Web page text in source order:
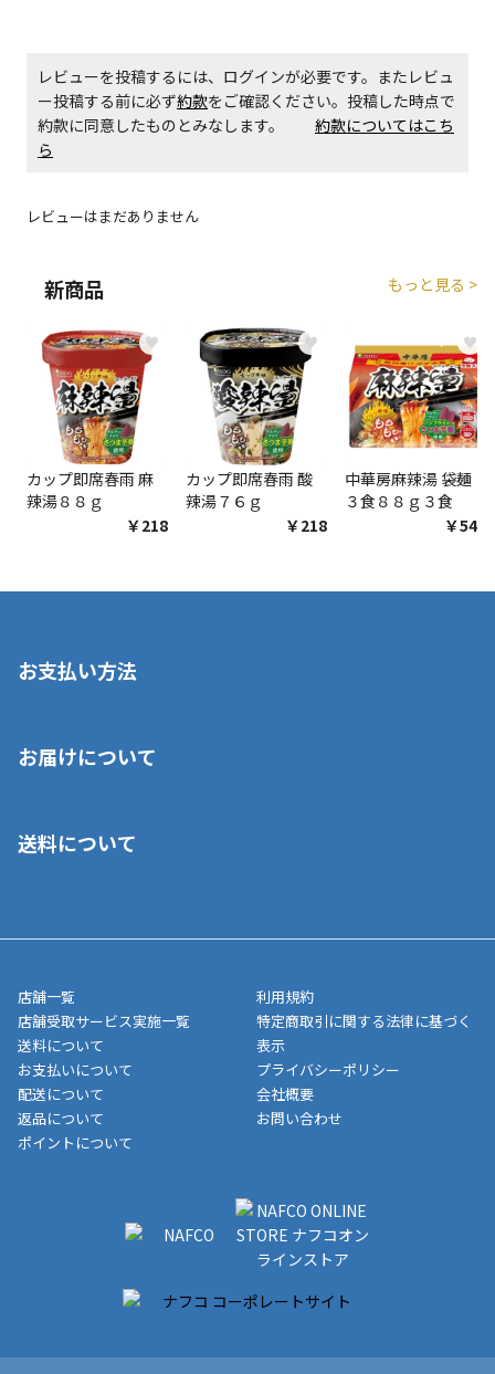
レビューを投稿するには、ログインが必要です。またレビュ
ー投稿する前に必ず約款をご確認ください。投稿した時点で
約款に同意したものとみなします。 約款についてはこち
ら
レビューはまだありません
新商品 もっと見る >
♥
カップ即席春雨 麻
辣湯８８ｇ
￥218
♥
カップ即席春雨 酸
辣湯７６ｇ
￥218
♥
中華房麻辣湯 袋麺
３食８８ｇ３食
￥548
お支払い方法
いいただくことはできません。ご了承ください。
■代金引換(代引)※手数料がかかります
■商品によっては一部決済方法が使用できない場合がございま
す。
お届けについて
ご注文が確認出来次第、1～4営業日に発送いたします。「お取り
業日にてお引渡しとなります。(離島などの場合、例外もあります)
メーカー直送品など一部商品については、その他商品との購入に
制限がかかる場合がございます。また発送日についても、通常と
異なる場合がございます。対象商品の説明ページをご確認くださ
い。
■店舗受取をご選択いただいた場合
ご注文が確認出来次第、お受取される店舗在庫を使用してご準備
をさせていただきます。店舗に在庫がない場合は店舗よりお取り
いただく場合がございます。店舗準備でのお渡しとなる為、商品
のみの受け渡しとなります。（箱や納品書は付属しておりませ
ん）店舗で準備が出来次第、メールにてご連絡させていただきま
送料について
店舗一覧
店舗受取サービス実施一覧
送料について
お支払いについて
配送について
返品について
ポイントについて
利用規約
特定商取引に関する法律に基づく
表示
プライバシーポリシー
会社概要
お問い合わせ